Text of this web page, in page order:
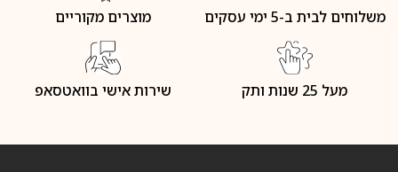
משלוחים לבית ב-5 ימי עסקים מוצרים מקוריים
מעל 25 שנות ותק שירות אישי בוואטסאפ